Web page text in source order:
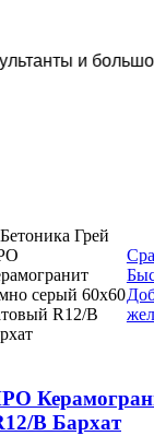
и большой
B Бархат